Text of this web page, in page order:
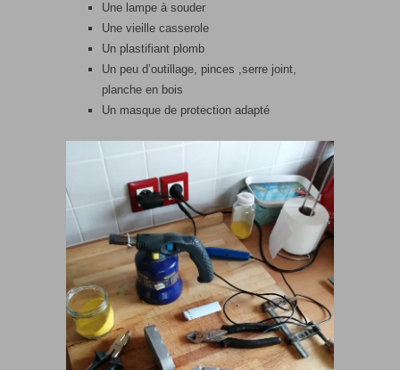
Une lampe à souder
Une vieille casserole
Un plastifiant plomb
Un peu d’outillage, pinces ,serre joint,
planche en bois
Un masque de protection adapté